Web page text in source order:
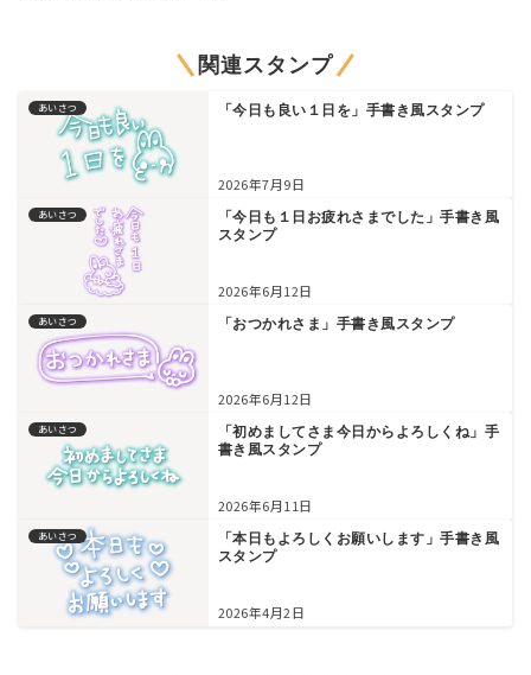
関連スタンプ
あいさつ 「今日も良い１日を」手書き風スタンプ
2026年7月9日
あいさつ
「今日も１日お疲れさまでした」手書き風
スタンプ
2026年6月12日
あいさつ 「おつかれさま」手書き風スタンプ
2026年6月12日
あいさつ
「初めましてさま今日からよろしくね」手
書き風スタンプ
2026年6月11日
あいさつ
「本日もよろしくお願いします」手書き風
スタンプ
2026年4月2日